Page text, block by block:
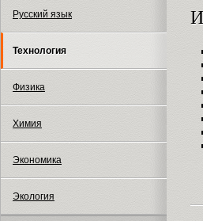
Русский язык
Технология
Физика
Химия
Экономика
Экология